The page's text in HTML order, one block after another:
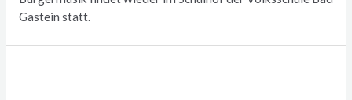
Gastein statt.